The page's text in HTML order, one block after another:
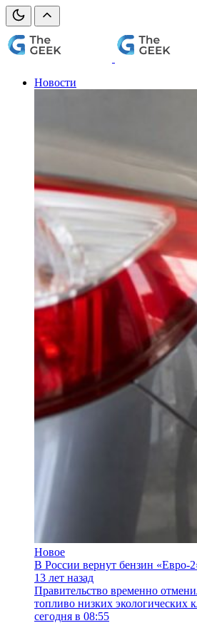
Новости
Новое
В России вернут бензин «Евро-
13 лет назад
Правительство временно
топливо низких экологических
сегодня в 08:55